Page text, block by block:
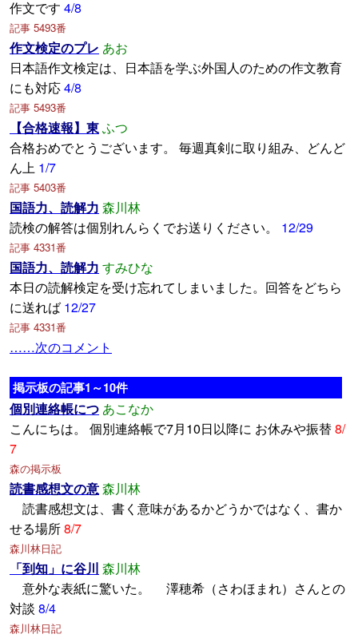
作文です 4/8
記事 5493番
作文検定のプレ あお
日本語作文検定は、日本語を学ぶ外国人のための作文教育
にも対応4/8
記事 5493番
【合格速報】東ふつ
合格おめでとうございます。 毎週真剣に取り組み、どんど
ん上 1/7
記事 5403番
国語力、読解力 森川林
読検の解答は個別れんらくでお送りください。
12/29
記事 4331番
国語力、読解力 すみひな
本日の読解検定を受け忘れてしまいました。回答をどちら
に送れば 12/27
記事 4331番
……次のコメント
掲示板の記事1～10件
個別連絡帳につ あこなか
こんにちは。 個別連絡帳で7月10日以降に お休みや振替8/
7
森の掲示板
読書感想文の意森川林
読書感想文は、書く意味があるかどうかではなく、書か
せる場所8/7
森川林日記
「到知」に谷川 森川林
意外な表紙に驚いた。 澤穂希（さわほまれ）さんとの
対談 8/4
森川林日記